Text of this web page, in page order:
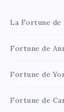
La Fortune de
Fortune de
Fortune de
Fortune de